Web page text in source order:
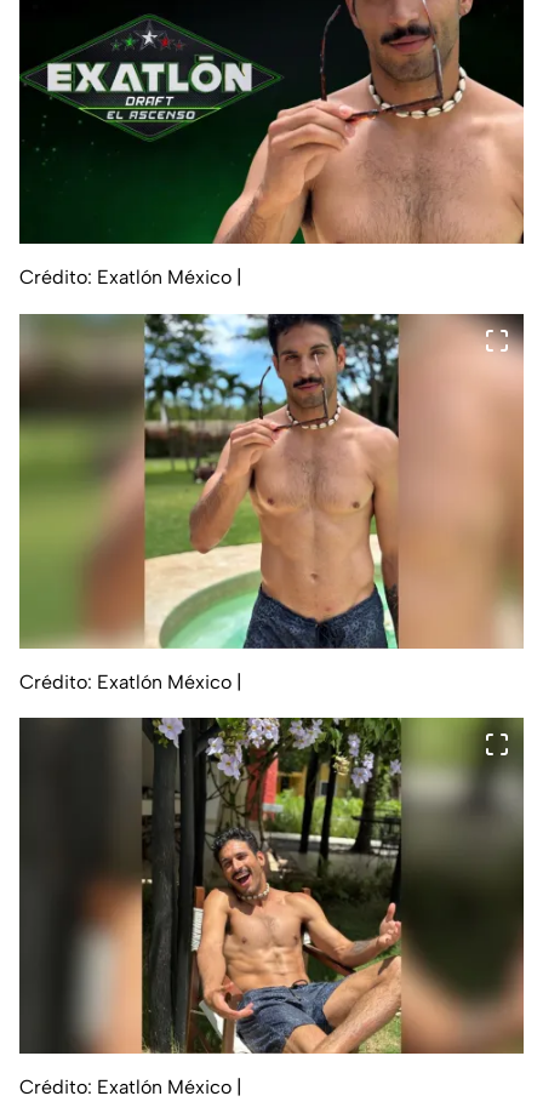
Crédito: Exatlón México |
Crédito: Exatlón México |
Crédito: Exatlón México |